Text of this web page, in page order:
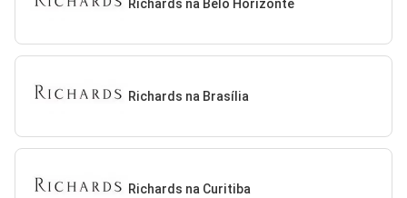
Richards na Belo Horizonte
Richards na Brasília
Richards na Curitiba